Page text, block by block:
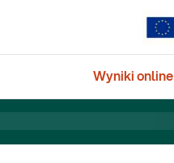
Wyniki online